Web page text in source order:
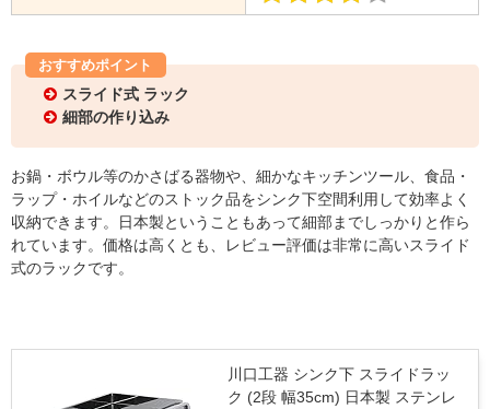
おすすめポイント
スライド式 ラック
細部の作り込み
お鍋・ボウル等のかさばる器物や、細かなキッチンツール、食品・
ラップ・ホイルなどのストック品をシンク下空間利用して効率よく
収納できます。日本製ということもあって細部までしっかりと作ら
れています。価格は高くとも、レビュー評価は非常に高いスライド
式のラックです。
川口工器 シンク下 スライドラッ
ク (2段 幅35cm) 日本製 ステンレ